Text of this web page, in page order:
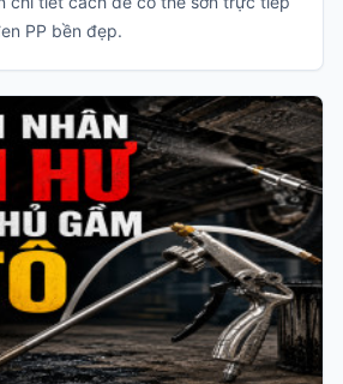
PP bền đẹp.